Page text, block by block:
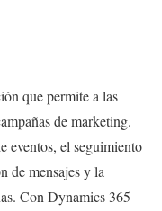
que permite a las
de marketing.
eventos, el seguimiento
de mensajes y la
Con Dynamics 365